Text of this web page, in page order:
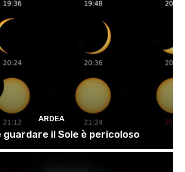
ARDEA
guardare il Sole è pericoloso